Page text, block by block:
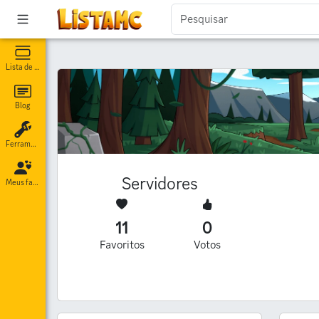
Lista de servidores
Blog
Ferramentas
Meus favoritos
Servidores
11
Favoritos
0
Votos